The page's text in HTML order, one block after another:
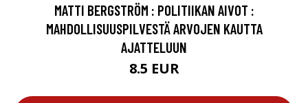
MATTI BERGSTRÖM : POLITIIKAN AIVOT :
MAHDOLLISUUSPILVESTÄ ARVOJEN KAUTTA
AJATTELUUN
8.5 EUR